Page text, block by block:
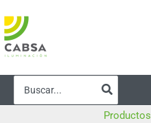
al
contenido
por:
Productos